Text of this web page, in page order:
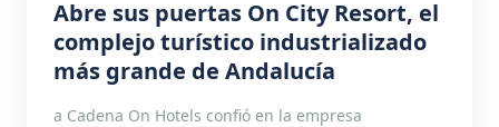
Abre sus puertas On City Resort, el
complejo turístico industrializado
más grande de Andalucía
a Cadena On Hotels confió en la empresa